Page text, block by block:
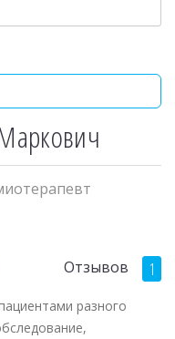
Отзывов 1
разного